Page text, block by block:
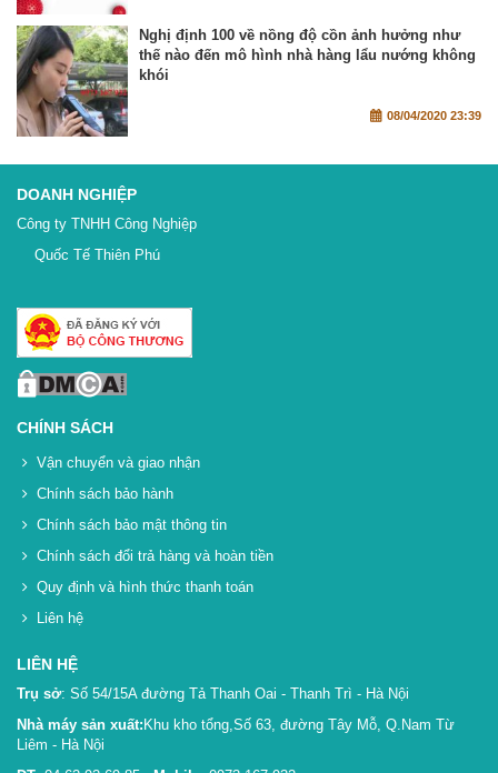
Nghị định 100 về nồng độ cồn ảnh hưởng như
thế nào đến mô hình nhà hàng lẩu nướng không
khói
08/04/2020 23:39
DOANH NGHIỆP
Công ty TNHH Công Nghiệp
Quốc Tế Thiên Phú
CHÍNH SÁCH
Vận chuyển và giao nhận
Chính sách bảo hành
Chính sách bảo mật thông tin
Chính sách đổi trả hàng và hoàn tiền
Quy định và hình thức thanh toán
Liên hệ
LIÊN HỆ
Trụ sở: Số 54/15A đường Tả Thanh Oai - Thanh Trì - Hà Nội
Nhà máy sản xuất:Khu kho tổng,Số 63, đường Tây Mỗ, Q.Nam Từ
Liêm - Hà Nội